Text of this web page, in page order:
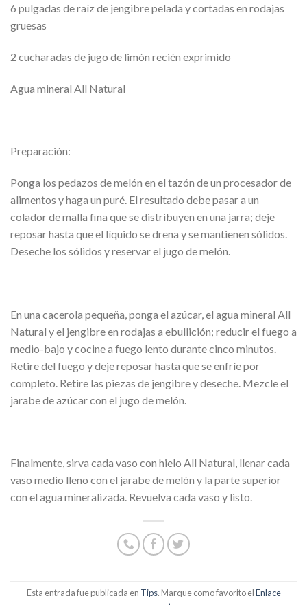
6 pulgadas de raíz de jengibre pelada y cortadas en rodajas
gruesas
2 cucharadas de jugo de limón recién exprimido
Agua mineral All Natural
Preparación:
Ponga los pedazos de melón en el tazón de un procesador de
alimentos y haga un puré. El resultado debe pasar a un
colador de malla fina que se distribuyen en una jarra; deje
reposar hasta que el líquido se drena y se mantienen sólidos.
Deseche los sólidos y reservar el jugo de melón.
En una cacerola pequeña, ponga el azúcar, el agua mineral All
Natural y el jengibre en rodajas a ebullición; reducir el fuego a
medio-bajo y cocine a fuego lento durante cinco minutos.
Retire del fuego y deje reposar hasta que se enfríe por
completo. Retire las piezas de jengibre y deseche. Mezcle el
jarabe de azúcar con el jugo de melón.
Finalmente, sirva cada vaso con hielo All Natural, llenar cada
vaso medio lleno con el jarabe de melón y la parte superior
con el agua mineralizada. Revuelva cada vaso y listo.
Esta entrada fue publicada en Tips. Marque como favorito elEnlace